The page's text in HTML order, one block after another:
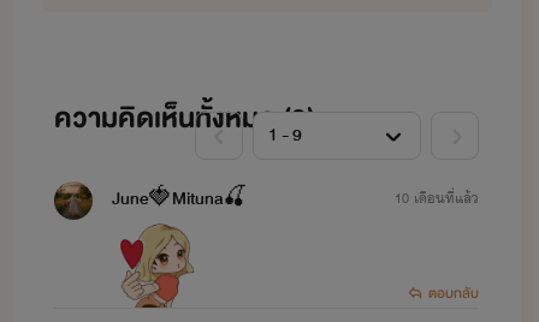
ความคิดเห็นทั้งหมด (9)
June🍓Mituna🍒 10 เดือนที่แล้ว
ตอบกลับ